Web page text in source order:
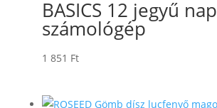
BASICS 12 jegyű
számológép
1 851 Ft